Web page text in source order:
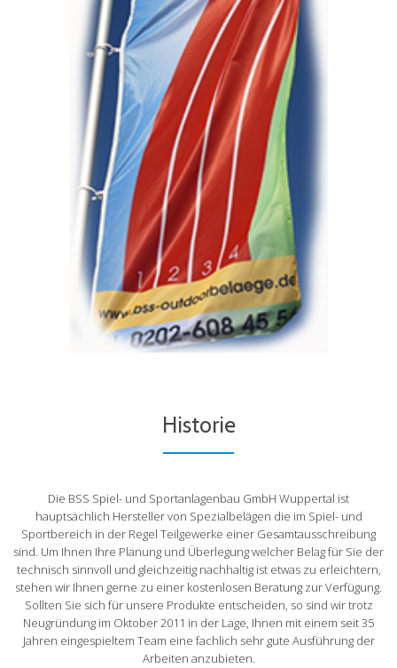
Historie
Die BSS Spiel- und Sportanlagenbau GmbH Wuppertal ist
hauptsächlich Hersteller von Spezialbelägen die im Spiel- und
Sportbereich in der Regel Teilgewerke einer Gesamtausschreibung
sind. Um Ihnen Ihre Planung und Überlegung welcher Belag für Sie der
technisch sinnvoll und gleichzeitig nachhaltig ist etwas zu erleichtern,
stehen wir Ihnen gerne zu einer kostenlosen Beratung zur Verfügung.
Sollten Sie sich für unsere Produkte entscheiden, so sind wir trotz
Neugründung im Oktober 2011 in der Lage, Ihnen mit einem seit 35
Jahren eingespieltem Team eine fachlich sehr gute Ausführung der
Arbeiten anzubieten.